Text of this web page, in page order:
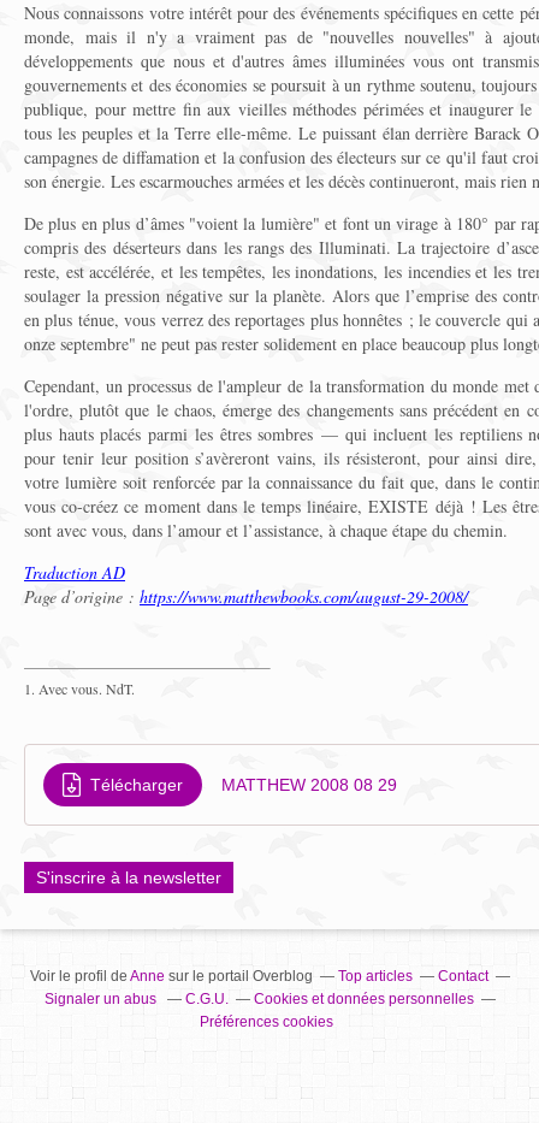
Nous connaissons votre intérêt pour des événements spécifiques en cette
monde, mais il n'y a vraiment pas de "nouvelles nouvelles" à
développements que nous et d'autres âmes illuminées vous ont
gouvernements et des économies se poursuit à un rythme soutenu,
publique, pour mettre fin aux vieilles méthodes périmées et inaugurer
tous les peuples et la Terre elle-même. Le puissant élan derrière Barack
campagnes de diffamation et la confusion des électeurs sur ce qu'il faut
son énergie. Les escarmouches armées et les décès continueront, mais rien
De plus en plus d’âmes "voient la lumière" et font un virage à 180° par
compris des déserteurs dans les rangs des Illuminati. La trajectoire
reste, est accélérée, et les tempêtes, les inondations, les incendies et les
soulager la pression négative sur la planète. Alors que l’emprise des
en plus ténue, vous verrez des reportages plus honnêtes ; le couvercle
onze septembre" ne peut pas rester solidement en place beaucoup plus
Cependant, un processus de l'ampleur de la transformation du monde met
l'ordre, plutôt que le chaos, émerge des changements sans précédent en
plus hauts placés parmi les êtres sombres — qui incluent les
pour tenir leur position s’avèreront vains, ils résisteront, pour ainsi
votre lumière soit renforcée par la connaissance du fait que, dans le
vous co-créez ce moment dans le temps linéaire, EXISTE déjà ! Les
sont avec vous, dans l’amour et l’assistance, à chaque étape du chemin.
Traduction AD
Page d’origine : https://www.matthewbooks.com/august-29-2008/
1. Avec vous. NdT.
Télécharger MATTHEW 2008 08 29
S'inscrire à la newsletter
Voir le profil de Anne sur le portail Overblog Top articles
Contact
Signaler un abus
C.G.U.
Cookies et données personnelles
Préférences cookies